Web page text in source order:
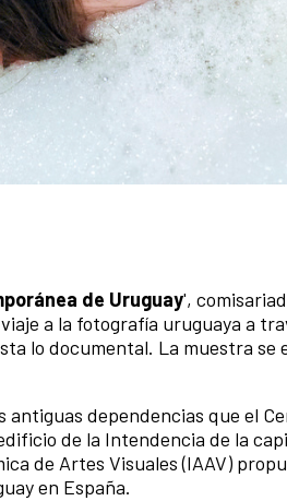
de Uruguay',
a la fotografía uruguaya a
lo documental. La muestra se
antiguas dependencias que el
de la Intendencia de la
de Artes Visuales (IAAV)
en España.